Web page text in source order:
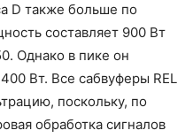
D также больше по
составляет 900 Вт
Однако в пике он
Вт. Все сабвуферы REL
поскольку, по
обработка сигналов